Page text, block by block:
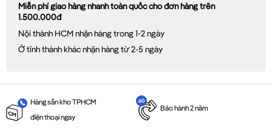
Miễn phí giao hàng nhanh toàn quốc cho đơn hàng trên
1.500.000đ
Nội thành HCM nhận hàng trong 1-2 ngày
Ở tỉnh thành khác nhận hàng từ 2-5 ngày
Hàng sẵn kho TPHCM
điện thoại ngay
Bảo hành 2 năm